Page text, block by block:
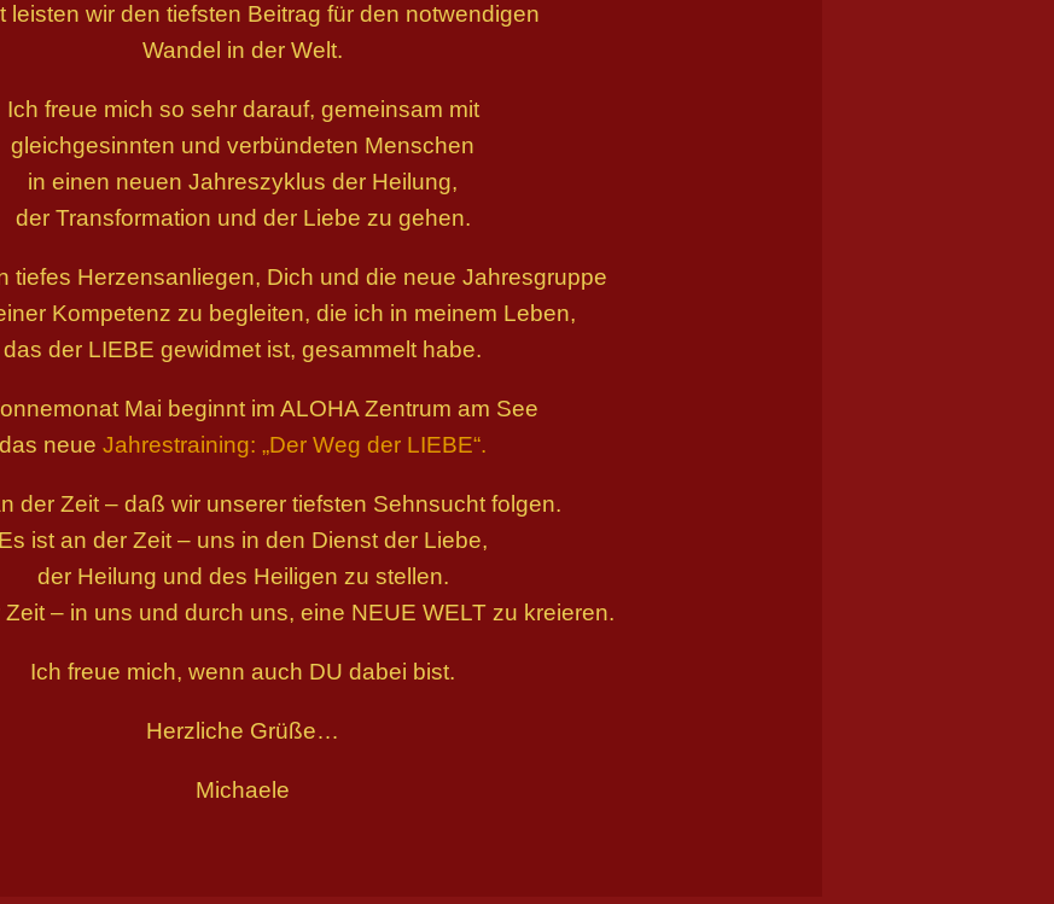
leisten wir den tiefsten Beitrag für den notwendigen
Wandel in der Welt.
Ich freue mich so sehr darauf, gemeinsam mit
gleichgesinnten und verbündeten Menschen
in einen neuen Jahreszyklus der Heilung,
der Transformation und der Liebe zu gehen.
tiefes Herzensanliegen, Dich und die neue Jahresgruppe
Kompetenz zu begleiten, die ich in meinem Leben,
das der LIEBE gewidmet ist, gesammelt habe.
Mai beginnt im ALOHA Zentrum am See
das neue Jahrestraining: „Der Weg der LIEBE“.
der Zeit – daß wir unserer tiefsten Sehnsucht folgen.
Es ist an der Zeit – uns in den Dienst der Liebe,
der Heilung und des Heiligen zu stellen.
Zeit – in uns und durch uns, eine NEUE WELT zu kreieren.
Ich freue mich, wenn auch DU dabei bist.
Herzliche Grüße…
Michaele